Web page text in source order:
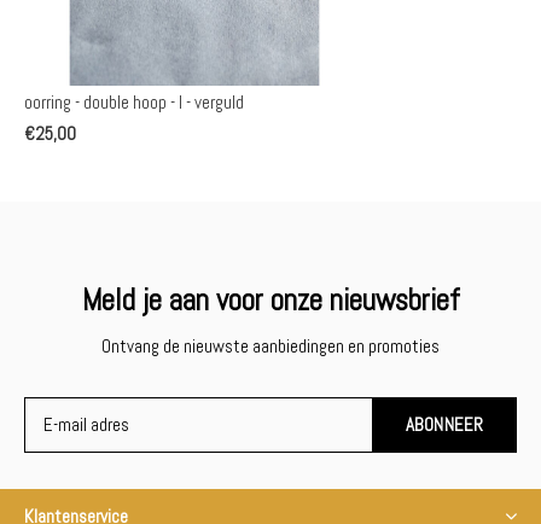
oorring - double hoop - l - verguld
€25,00
Meld je aan voor onze nieuwsbrief
Ontvang de nieuwste aanbiedingen en promoties
ABONNEER
Klantenservice